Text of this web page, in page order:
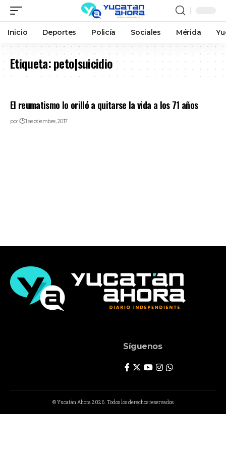
Inicio Deportes Policía Sociales Mérida
Etiqueta:peto|suicidio
El reumatismo lo orilló a quitarse la vida a los 71 años
por 1 septiembre, 2017
Síguenos
© Yucatán Ahora 2026. Todos los derechos reservados